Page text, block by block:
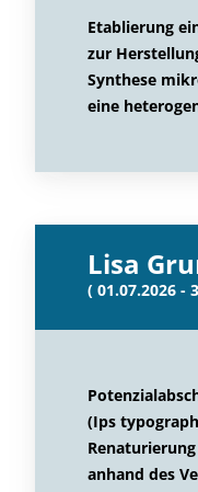
Etablierung
zur
Synthese
eine
Lisa
( 01.07.2026 -
(Ips
anhand des